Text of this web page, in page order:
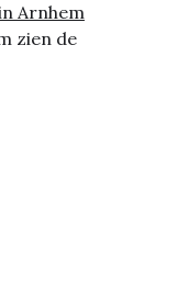
Arnhem
zien de